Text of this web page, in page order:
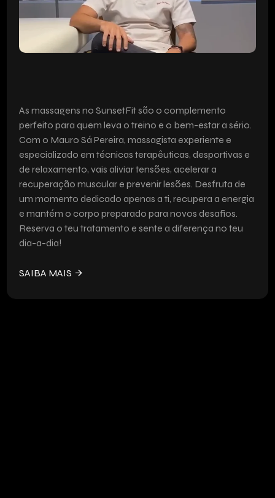
As massagens no SunsetFit são o complemento
perfeito para quem leva o treino e o bem-estar a sério.
Com o Mauro Sá Pereira, massagista experiente e
especializado em técnicas terapêuticas, desportivas e
de relaxamento, vais aliviar tensões, acelerar a
recuperação muscular e prevenir lesões. Desfruta de
um momento dedicado apenas a ti, recupera a energia
e mantém o corpo preparado para novos desafios.
Reserva o teu tratamento e sente a diferença no teu
dia-a-dia!
SAIBA MAIS